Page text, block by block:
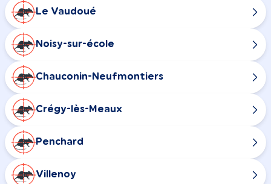
Le Vaudoué
Noisy-sur-école
Chauconin-Neufmontiers
Crégy-lès-Meaux
Penchard
Villenoy